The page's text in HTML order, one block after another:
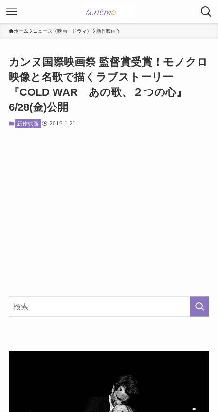
ホーム ニュース（映画・ドラマ） 新作映画
カンヌ国際映画祭 監督賞受賞！モノクロ
映像と名歌で描くラブストーリー
『COLD WAR あの歌、２つの心』
6/28(金)公開
新作映画 2019.1.21